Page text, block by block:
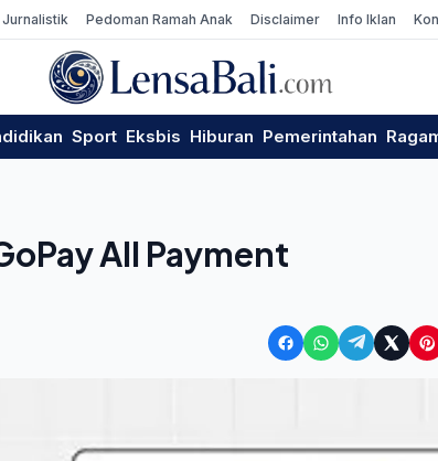
Pedoman Ramah Anak Disclaimer Info Iklan
Sport Eksbis Hiburan Pemerintahan
All Payment